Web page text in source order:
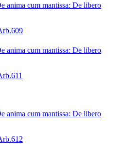
anima cum mantissa: De libero
anima cum mantissa: De libero
anima cum mantissa: De libero